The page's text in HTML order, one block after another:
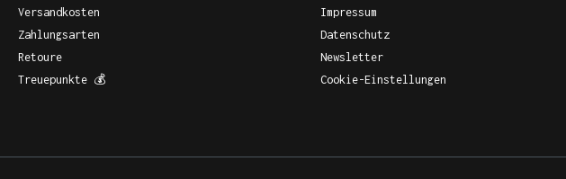
Versandkosten
Zahlungsarten
Retoure
Treuepunkte 💰
Impressum
Datenschutz
Newsletter
Cookie-Einstellungen